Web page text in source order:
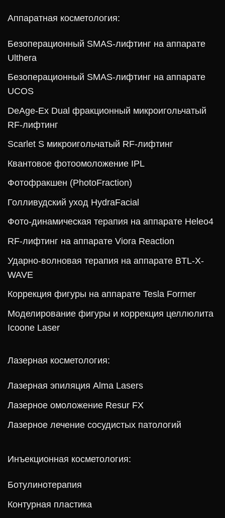
Аппаратная косметология:
Безоперационный SMAS-лифтинг на аппарате
Ulthera
Безоперационный SMAS-лифтинг на аппарате
UCOS
DeAge-Ex Dual фракционный микроигольчатый
RF-лифтинг
Scarlet S микроигольчатый RF-лифтинг
Квантовое фотоомоложение IPL
Фотофракшен (PhotoFraction)
Голливудский уход HydraFacial
Фото-динамическая терапия на аппарате Heleo4
RF-лифтинг на аппарате Viora Reaction
Ударно-волновая терапия на аппарате BTL-X-
WAVE
Коррекция фигуры на аппарате Tesla Former
Моделирование фигуры и коррекция целлюлита
Icoone Laser
Лазерная косметология:
Лазерная эпиляция Alma Lasers
Лазерное омоложение Resur FX
Лазерное лечение сосудистых патологий
Инъекционная косметология:
Ботулинотерапия
Контурная пластика